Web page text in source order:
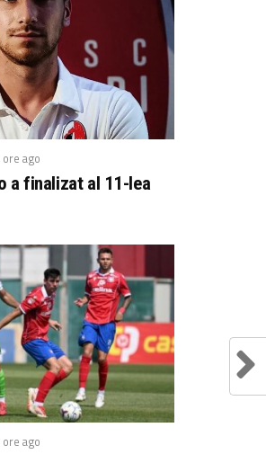
ago
a finalizat al 11-lea
ago